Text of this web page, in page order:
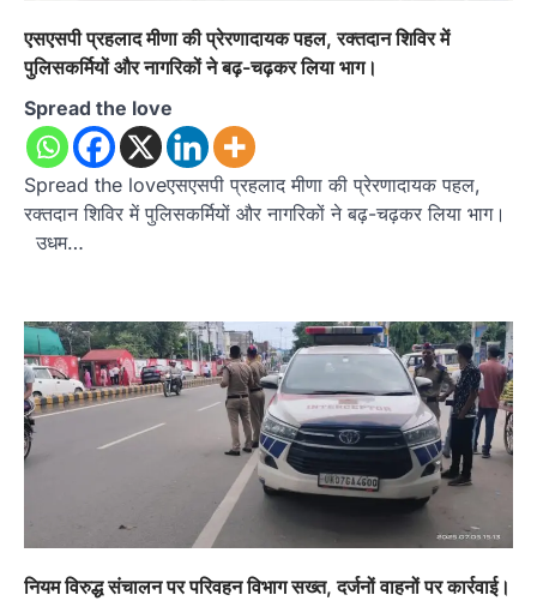
एसएसपी प्रहलाद मीणा की प्रेरणादायक पहल, रक्तदान शिविर में
पुलिसकर्मियों और नागरिकों ने बढ़-चढ़कर लिया भाग।
Spread the love
Spread the loveएसएसपी प्रहलाद मीणा की प्रेरणादायक पहल,
रक्तदान शिविर में पुलिसकर्मियों और नागरिकों ने बढ़-चढ़कर लिया भाग।
उधम…
नियम विरुद्ध संचालन पर परिवहन विभाग सख्त, दर्जनों वाहनों पर कार्रवाई।